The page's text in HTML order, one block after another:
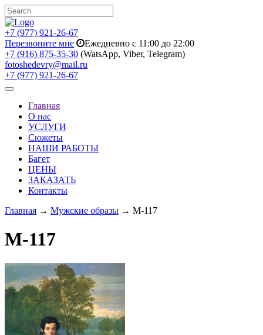
+7 (977) 921-26-67
Перезвоните мне
Ежедневно с 11:00 до 22:00
+7 (916) 875-35-30 (WatsApp, Viber, Telegram)
fotoshedevry@mail.ru
+7 (977) 921-26-67
Toggle
navigationГлавная
О нас
УСЛУГИ
Сюжеты
НАШИ РАБОТЫ
Багет
ЦЕНЫ
ЗАКАЗАТЬ
Контакты
Главная → Мужские образы → M-117
M-117